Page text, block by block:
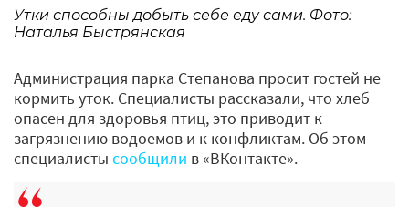
Утки способны добыть себе еду сами. Фото:
Наталья Быстрянская
Администрация парка Степанова просит гостей не
кормить уток. Специалисты рассказали, что хлеб
опасен для здоровья птиц, это приводит к
загрязнению водоемов и к конфликтам. Об этом
специалисты сообщили в «ВКонтакте».